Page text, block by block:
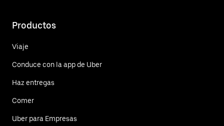
Productos
Viaje
Conduce con la app de Uber
Haz entregas
Comer
Uber para Empresas